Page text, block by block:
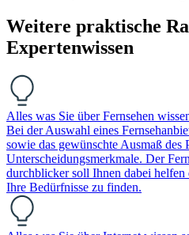
Weitere praktische
Expertenwissen
Alles was Sie über Fernsehen
Bei der Auswahl eines
sowie das gewünschte Ausmaß des
Unterscheidungsmerkmale. Der
durchblicker soll Ihnen dabei helfen
Ihre Bedürfnisse zu finden.